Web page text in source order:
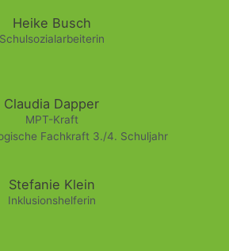
Heike Busch
Schulsozialarbeiterin
Claudia Dapper
MPT-Kraft
Fachkraft 3./4. Schuljahr
Stefanie Klein
Inklusionshelferin